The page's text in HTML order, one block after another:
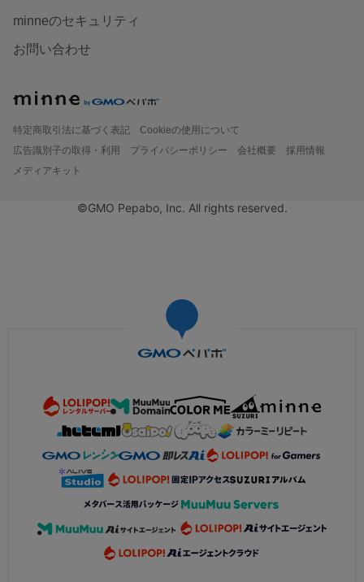
minneのセキュリティ
お問い合わせ
特定商取引法に基づく表記
Cookieの使用について
広告識別子の取得・利用
プライバシーポリシー 会社概要
採用情報
メディアキット
©GMO Pepabo, Inc. All rights reserved.